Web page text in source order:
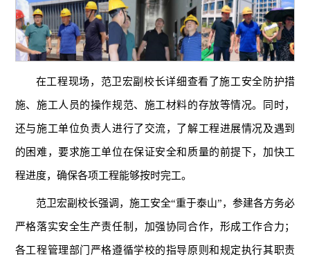
在工程现场，范卫宏副校长详细查看了施工安全防护措
施、施工人员的操作规范、施工材料的存放等情况。同时，
还与施工单位负责人进行了交流，了解工程进展情况及遇到
的困难，要求施工单位在保证安全和质量的前提下，加快工
程进度，确保各项工程能够按时完工。
范卫宏副校长强调，施工安全“重于泰山”，参建各方务必
严格落实安全生产责任制，加强协同合作，形成工作合力；
各工程管理部门严格遵循学校的指导原则和规定执行其职责